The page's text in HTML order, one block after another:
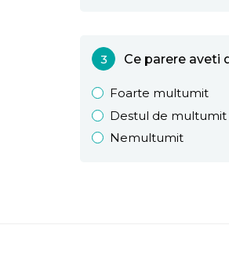
3 Ce parere aveti
Foarte multumit
Destul de multumit
Nemultumit